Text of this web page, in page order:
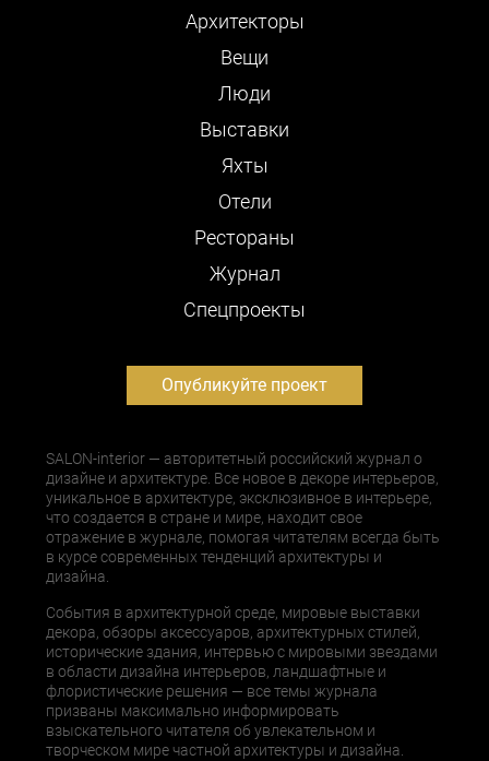
Архитекторы
Вещи
Люди
Выставки
Яхты
Отели
Рестораны
Журнал
Cпецпроекты
Опубликуйте проект
SALON-interior — авторитетный российский журнал о
дизайне и архитектуре. Все новое в декоре интерьеров,
уникальное в архитектуре, эксклюзивное в интерьере,
что создается в стране и мире, находит свое
отражение в журнале, помогая читателям всегда быть
в курсе современных тенденций архитектуры и
дизайна.
События в архитектурной среде, мировые выставки
декора, обзоры аксессуаров, архитектурных стилей,
исторические здания, интервью с мировыми звездами
в области дизайна интерьеров, ландшафтные и
флористические решения — все темы журнала
призваны максимально информировать
взыскательного читателя об увлекательном и
творческом мире частной архитектуры и дизайна.